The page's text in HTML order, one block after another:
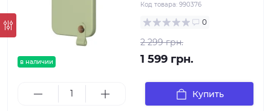
в наличии
Код товара: 990376
0
2 299 грн.
1 599 грн.
Купить